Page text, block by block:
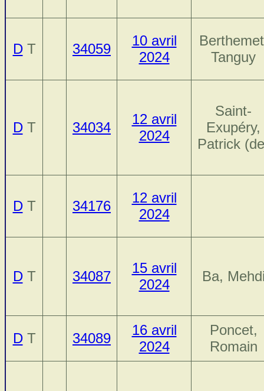
DT 34059
10 avril
2024
Tanguy
DT 34034
12 avril
2024
Saint-
Exupéry,
Patrick
DT 34176
12 avril
2024
DT 34087
15 avril
2024
Ba,
DT 34089
16 avril
2024
Poncet,
Romain